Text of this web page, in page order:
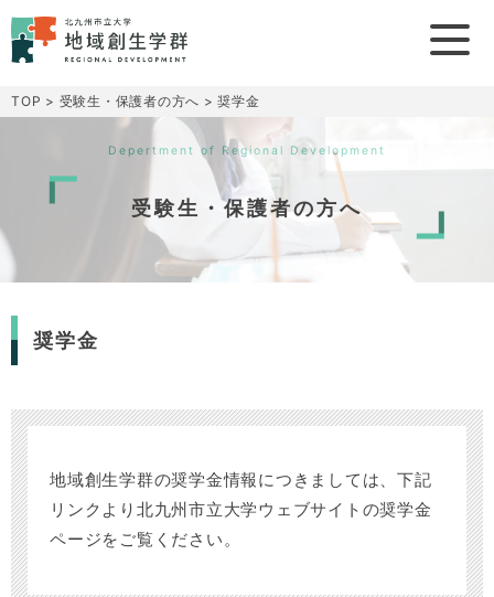
TOP > 受験生・保護者の方へ >奨学金
Depertment of Regional Development
受験生・保護者の方へ
奨学金
地域創生学群の奨学金情報につきましては、下記
リンクより北九州市立大学ウェブサイトの奨学金
ページをご覧ください。